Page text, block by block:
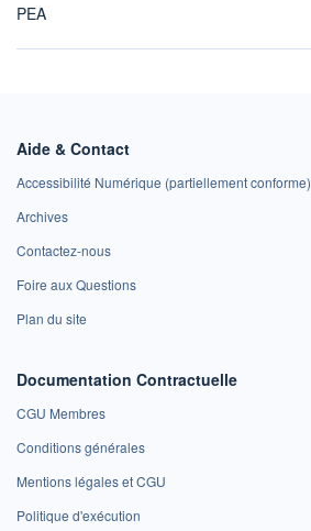
PEA
Aide & Contact
Accessibilité Numérique (partiellement conforme)
Archives
Contactez-nous
Foire aux Questions
Plan du site
Documentation Contractuelle
CGU Membres
Conditions générales
Mentions légales et CGU
Politique d'exécution